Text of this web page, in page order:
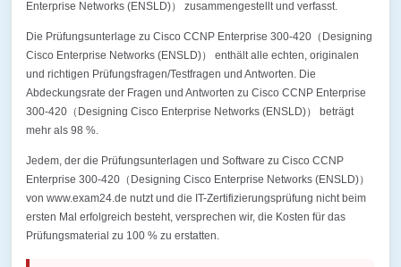
Enterprise Networks (ENSLD)） zusammengestellt und verfasst.
Die Prüfungsunterlage zu Cisco CCNP Enterprise 300-420（Designing
Cisco Enterprise Networks (ENSLD)） enthält alle echten, originalen
und richtigen Prüfungsfragen/Testfragen und Antworten. Die
Abdeckungsrate der Fragen und Antworten zu Cisco CCNP Enterprise
300-420（Designing Cisco Enterprise Networks (ENSLD)） beträgt
mehr als 98 %.
Jedem, der die Prüfungsunterlagen und Software zu Cisco CCNP
Enterprise 300-420（Designing Cisco Enterprise Networks (ENSLD)）
von www.exam24.de nutzt und die IT-Zertifizierungsprüfung nicht beim
ersten Mal erfolgreich besteht, versprechen wir, die Kosten für das
Prüfungsmaterial zu 100 % zu erstatten.